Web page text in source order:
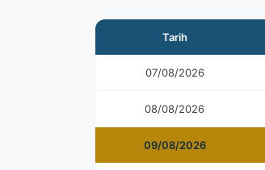
Tarih
07/08/2026
08/08/2026
09/08/2026